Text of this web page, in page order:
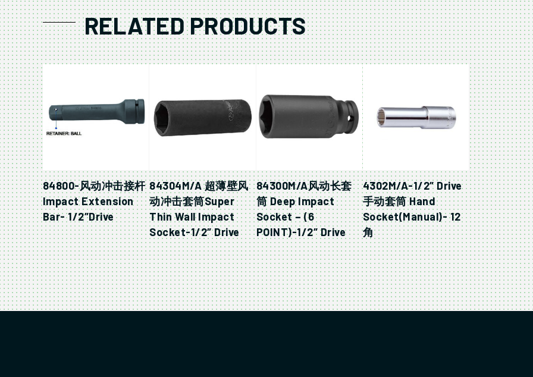
RELATED PRODUCTS
84800-风动冲击接杆
Impact Extension
Bar- 1/2″Drive
84304M/A 超薄壁风
动冲击套筒Super
Thin Wall Impact
Socket-1/2″ Drive
84300M/A风动长套
筒 Deep Impact
Socket – (6
POINT)-1/2″ Drive
4302M/A-1/2″ Drive
手动套筒 Hand
Socket(Manual)- 12
角